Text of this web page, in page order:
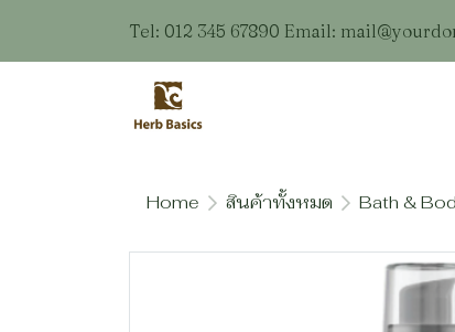
Tel: 012 345 67890 Email:
Home สินค้าทั้งหมด Bath &